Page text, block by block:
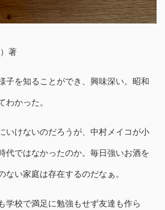
著
を知ることができ、興味深い。昭和
かった。
けないのだろうが、中村メイコが小
代ではなかったのか。毎日強いお酒を
い家庭は存在するのだなぁ。
校で満足に勉強もせず友達も作ら